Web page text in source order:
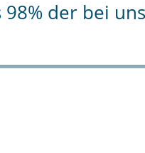
der bei